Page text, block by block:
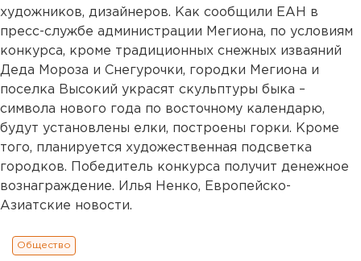
художников, дизайнеров. Как сообщили ЕАН в
пресс-службе администрации Мегиона, по условиям
конкурса, кроме традиционных снежных изваяний
Деда Мороза и Снегурочки, городки Мегиона и
поселка Высокий украсят скульптуры быка –
символа нового года по восточному календарю,
будут установлены елки, построены горки. Кроме
того, планируется художественная подсветка
городков. Победитель конкурса получит денежное
вознаграждение. Илья Ненко, Европейско-
Азиатские новости.
Общество